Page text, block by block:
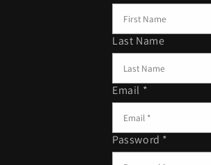
Last Name
Email *
Password *